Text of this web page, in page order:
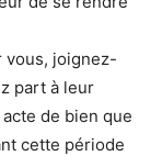
vous, joignez-
part à leur
de bien que
cette période